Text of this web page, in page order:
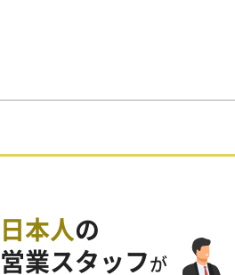
日本人 の
営業スタッフ が